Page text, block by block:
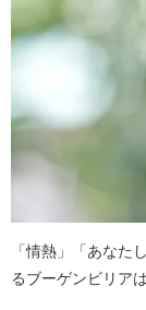
「情熱」「あなた
るブーゲンビリア